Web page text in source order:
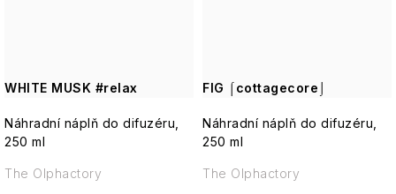
WHITE MUSK #relax
Náhradní náplň do difuzéru,
250 ml
The Olphactory
FIG ⌠cottagecore⌡
Náhradní náplň do difuzéru,
250 ml
The Olphactory